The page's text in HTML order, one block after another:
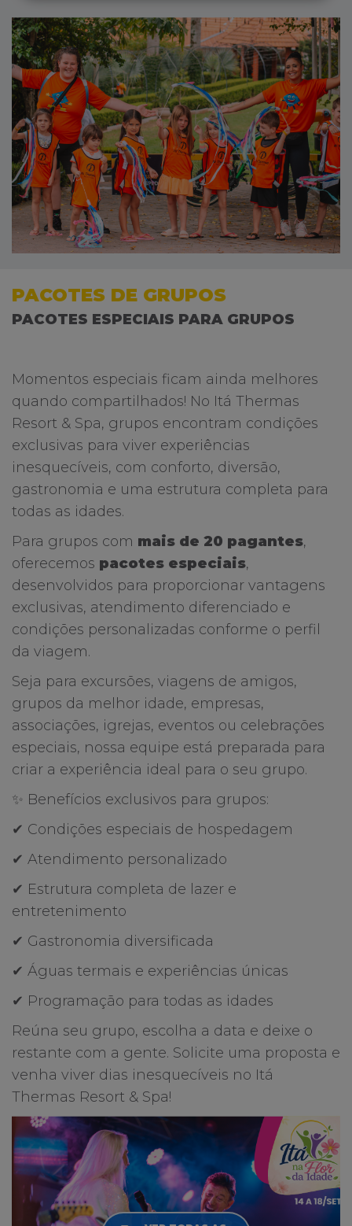
PACOTES DE GRUPOS
PACOTES ESPECIAIS PARA GRUPOS
Momentos especiais ficam ainda melhores
quando compartilhados! No Itá Thermas
Resort & Spa, grupos encontram condições
exclusivas para viver experiências
inesquecíveis, com conforto, diversão,
gastronomia e uma estrutura completa para
todas as idades.
Para grupos com mais de 20 pagantes,
oferecemos pacotes especiais,
desenvolvidos para proporcionar vantagens
exclusivas, atendimento diferenciado e
condições personalizadas conforme o perfil
da viagem.
Seja para excursões, viagens de amigos,
grupos da melhor idade, empresas,
associações, igrejas, eventos ou celebrações
especiais, nossa equipe está preparada para
criar a experiência ideal para o seu grupo.
✨ Benefícios exclusivos para grupos:
✔ Condições especiais de hospedagem
✔ Atendimento personalizado
✔ Estrutura completa de lazer e
entretenimento
✔ Gastronomia diversificada
✔ Águas termais e experiências únicas
✔ Programação para todas as idades
Reúna seu grupo, escolha a data e deixe o
restante com a gente. Solicite uma proposta e
venha viver dias inesquecíveis no Itá
Thermas Resort & Spa!